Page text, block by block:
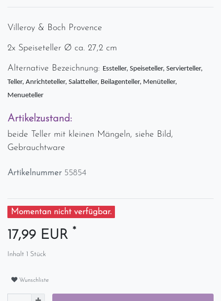
Villeroy & Boch Provence
2x Speiseteller Ø ca. 27,2 cm
Alternative Bezeichnung: Essteller, Speiseteller, Servierteller,
Teller, Anrichteteller, Salatteller, Beilagenteller, Menüteller,
Menueteller
Artikelzustand:
beide Teller mit kleinen Mängeln, siehe Bild,
Gebrauchtware
Artikelnummer 55854
Momentan nicht verfügbar.
17,99 EUR *
Inhalt 1 Stück
Wunschliste